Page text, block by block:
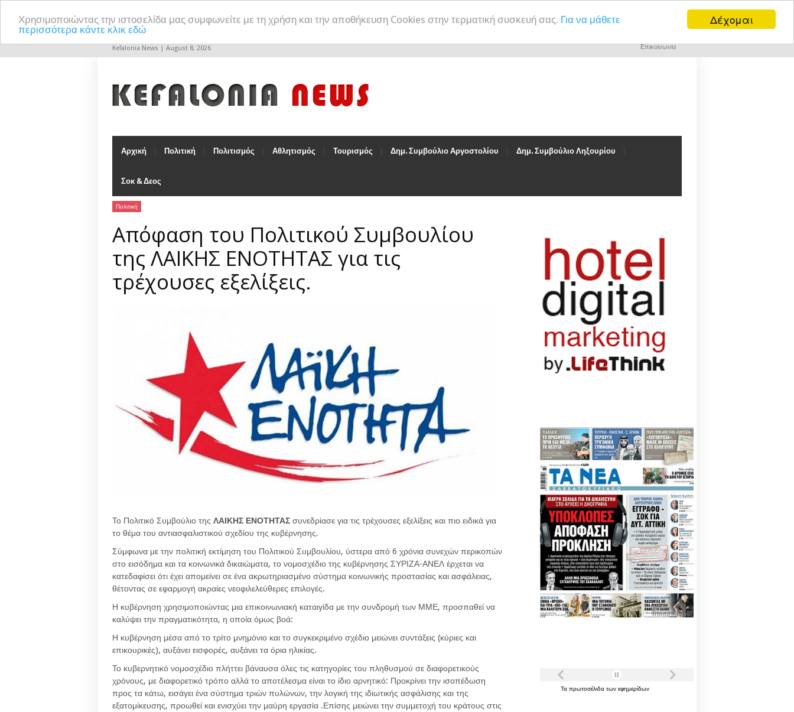
Δέχομαι
Χρησιμοποιώντας την ιστοσελίδα μας συμφωνείτε με τη χρήση και την αποθήκευση Cookies στην τερματική συσκευή σας. Για να μάθετε
περισσότερα κάντε κλικ εδώ
Kefalonia News | August 8, 2026 Επικοινωνία
Αρχική Πολιτική Πολιτισμός Αθλητισμός Τουρισμός Δημ. Συμβούλιο Αργοστολίου Δημ. Συμβούλιο Ληξουρίου
Σοκ & Δεος
Πολιτική
Απόφαση του Πολιτικού Συμβουλίου
της ΛΑΙΚΗΣ ΕΝΟΤΗΤΑΣ για τις
τρέχουσες εξελίξεις.
Το Πολιτικό Συμβούλιο της ΛΑΙΚΗΣ ΕΝΟΤΗΤΑΣ συνεδρίασε για τις τρέχουσες εξελίξεις και πιο ειδικά για
το θέμα του αντιασφαλιστικού σχεδίου της κυβέρνησης.
Σύμφωνα με την πολιτική εκτίμηση του Πολιτικού Συμβουλίου, ύστερα από 6 χρόνια συνεχών περικοπών
στο εισόδημα και τα κοινωνικά δικαιώματα, το νομοσχέδιο της κυβέρνησης ΣΥΡΙΖΑ-ΑΝΕΛ έρχεται να
κατεδαφίσει ότι έχει απομείνει σε ένα ακρωτηριασμένο σύστημα κοινωνικής προστασίας και ασφάλειας,
θέτοντας σε εφαρμογή ακραίες νεοφιλελεύθερες επιλογές.
Η κυβέρνηση χρησιμοποιώντας μια επικοινωνιακή καταιγίδα με την συνδρομή των ΜΜΕ, προσπαθεί να
καλύψει την πραγματικότητα, η οποία όμως βοά:
Η κυβέρνηση μέσα από το τρίτο μνημόνιο και το συγκεκριμένο σχέδιο μειώνει συντάξεις (κύριες και
επικουρικές), αυξάνει εισφορές, αυξάνει τα όρια ηλικίας.
Το κυβερνητικό νομοσχέδιο πλήττει βάναυσα όλες τις κατηγορίες του πληθυσμού σε διαφορετικούς
χρόνους, με διαφορετικό τρόπο αλλά το αποτέλεσμα είναι το ίδιο αρνητικό: Προκρίνει την ισοπέδωση
προς τα κάτω, εισάγει ένα σύστημα τριών πυλώνων, την λογική της ιδιωτικής ασφάλισης και της
εξατομίκευσης, προωθεί και ενισχύει την μαύρη εργασία .Επίσης μειώνει την συμμετοχή του κράτους στις
Τα πρωτοσέλιδα των εφημερίδων